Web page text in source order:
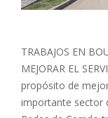
TRABAJOS EN
MEJORAR EL
propósito de
importante sector